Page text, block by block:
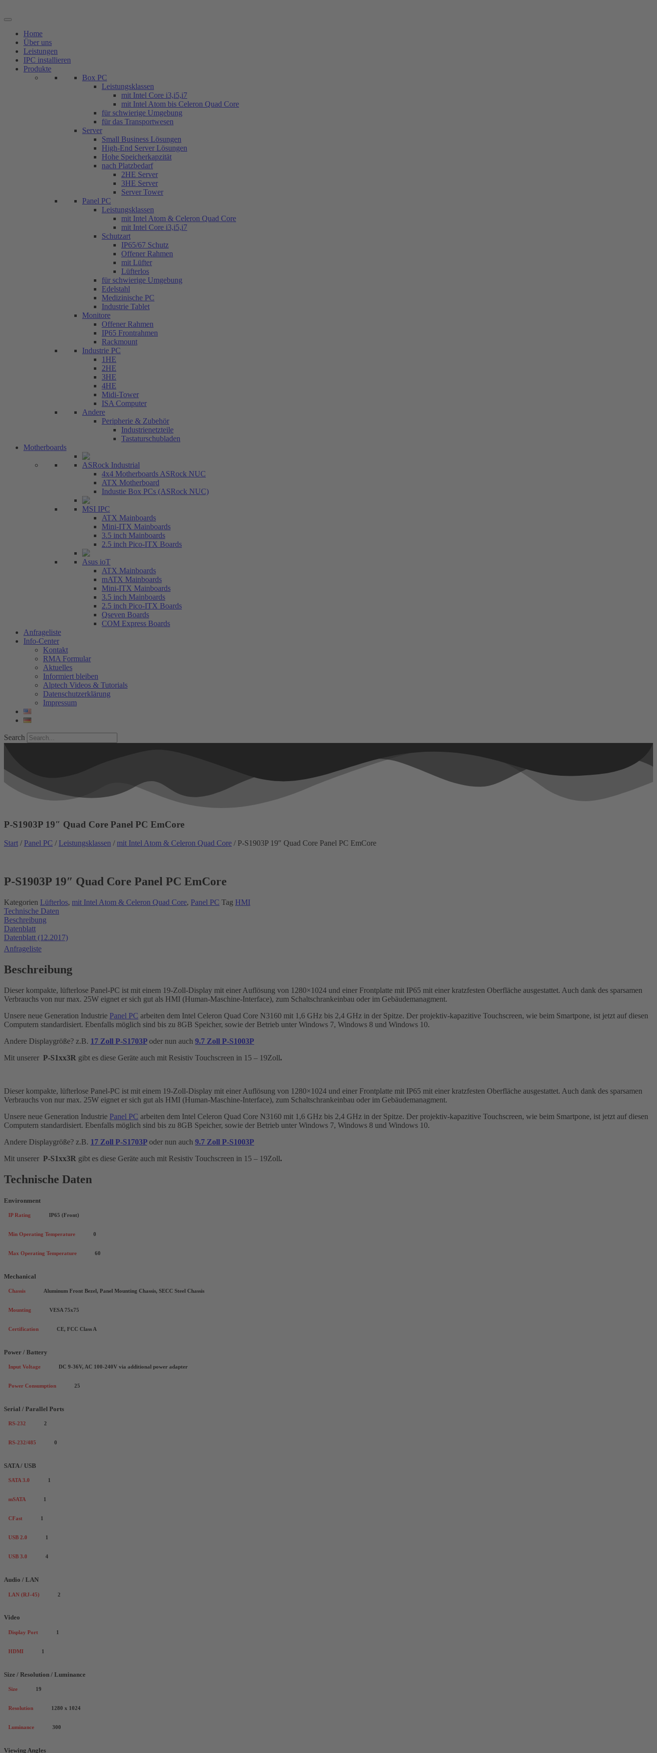
Inhalt
Home
Über uns
Leistungen
IPC installieren
Produkte
Box PC
Leistungsklassen
mit Intel Core i3,i5,i7
mit Intel Atom bis Celeron Quad Core
für schwierige Umgebung
für das Transportwesen
Server
Small Business Lösungen
High-End Server Lösungen
Hohe Speicherkapzität
nach Platzbedarf
2HE Server
3HE Server
Server Tower
Panel PC
Leistungsklassen
mit Intel Atom & Celeron Quad Core
mit Intel Core i3,i5,i7
Schutzart
IP65/67 Schutz
Offener Rahmen
mit Lüfter
Lüfterlos
für schwierige Umgebung
Edelstahl
Medizinische PC
Industrie Tablet
Monitore
Offener Rahmen
IP65 Frontrahmen
Rackmount
Industrie PC
1HE
2HE
3HE
4HE
Midi-Tower
ISA Computer
Andere
Peripherie & Zubehör
Industrienetzteile
Tastaturschubladen
Motherboards
ASRock Industrial
4x4 Motherboards ASRock NUC
ATX Motherboard
Industie Box PCs (ASRock NUC)
MSI IPC
ATX Mainboards
Mini-ITX Mainboards
3.5 inch Mainboards
2.5 inch Pico-ITX Boards
Asus ioT
ATX Mainboards
mATX Mainboards
Mini-ITX Mainboards
3.5 inch Mainboards
2.5 inch Pico-ITX Boards
Qseven Boards
COM Express Boards
Anfrageliste
Info-Center
Kontakt
RMA Formular
Aktuelles
Informiert bleiben
Alptech Videos & Tutorials
Datenschutzerklärung
Impressum
Search
P-S1903P 19″ Quad Core Panel PC EmCore
Start / Panel PC / Leistungsklassen / mit Intel Atom & Celeron Quad Core / P-S1903P 19″ Quad Core Panel PC EmCore
P-S1903P 19″ Quad Core Panel PC EmCore
Kategorien Lüfterlos, mit Intel Atom & Celeron Quad Core, Panel PC Tag HMI
Technische Daten
Beschreibung
Datenblatt
Datenblatt (12.2017)
Anfrageliste
Beschreibung
Dieser kompakte, lüfterlose Panel-PC ist mit einem 19-Zoll-Display mit einer Auflösung von 1280×1024 und einer Frontplatte mit IP65 mit einer kratzfesten Oberfläche ausgestattet. Auch dank des sparsamen
Verbrauchs von nur max. 25W eignet er sich gut als HMI (Human-Maschine-Interface), zum Schaltschrankeinbau oder im Gebäudemanagment.
Unsere neue Generation Industrie Panel PC arbeiten dem Intel Celeron Quad Core N3160 mit 1,6 GHz bis 2,4 GHz in der Spitze. Der projektiv-kapazitive Touchscreen, wie beim Smartpone, ist jetzt auf diesen
Computern standardisiert. Ebenfalls möglich sind bis zu 8GB Speicher, sowie der Betrieb unter Windows 7, Windows 8 und Windows 10.
Andere Displaygröße? z.B. 17 Zoll P-S1703P oder nun auch 9.7 Zoll P-S1003P
Mit unserer P-S1xx3R gibt es diese Geräte auch mit Resistiv Touchscreen in 15 – 19Zoll.
Dieser kompakte, lüfterlose Panel-PC ist mit einem 19-Zoll-Display mit einer Auflösung von 1280×1024 und einer Frontplatte mit IP65 mit einer kratzfesten Oberfläche ausgestattet. Auch dank des sparsamen
Verbrauchs von nur max. 25W eignet er sich gut als HMI (Human-Maschine-Interface), zum Schaltschrankeinbau oder im Gebäudemanagment.
Unsere neue Generation Industrie Panel PC arbeiten dem Intel Celeron Quad Core N3160 mit 1,6 GHz bis 2,4 GHz in der Spitze. Der projektiv-kapazitive Touchscreen, wie beim Smartpone, ist jetzt auf diesen
Computern standardisiert. Ebenfalls möglich sind bis zu 8GB Speicher, sowie der Betrieb unter Windows 7, Windows 8 und Windows 10.
Andere Displaygröße? z.B. 17 Zoll P-S1703P oder nun auch 9.7 Zoll P-S1003P
Mit unserer P-S1xx3R gibt es diese Geräte auch mit Resistiv Touchscreen in 15 – 19Zoll.
Technische Daten
Environment
IP Rating IP65 (Front)
Min Operating Temperature 0
Max Operating Temperature 60
Mechanical
Chassis Aluminum Front Bezel, Panel Mounting Chassis, SECC Steel Chassis
Mounting VESA 75x75
Certification CE, FCC Class A
Power / Battery
Input Voltage DC 9-36V, AC 100-240V via additional power adapter
Power Consumption 25
Serial / Parallel Ports
RS-232 2
RS-232/485 0
SATA / USB
SATA 3.0 1
mSATA 1
CFast 1
USB 2.0 1
USB 3.0 4
Audio / LAN
LAN (RJ-45) 2
Video
Display Port 1
HDMI 1
Size / Resolution / Luminance
Size 19
Resolution 1280 x 1024
Luminance 300
Viewing Angles